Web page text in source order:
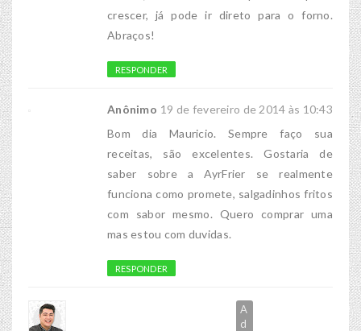
crescer, já pode ir direto para o forno.
Abraços!
RESPONDER
Anônimo 19 de fevereiro de 2014 às 10:43
Bom dia Mauricio. Sempre faço sua
receitas, são excelentes. Gostaria de
saber sobre a AyrFrier se realmente
funciona como promete, salgadinhos fritos
com sabor mesmo. Quero comprar uma
mas estou com duvidas.
RESPONDER